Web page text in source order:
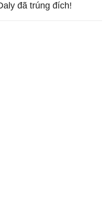
đã trúng đích!